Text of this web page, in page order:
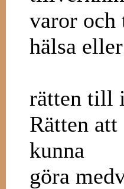
varor och
hälsa
rätten till
Rätten
kunna
göra